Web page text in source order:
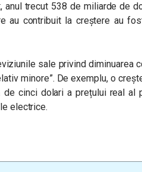
anul trecut 538 de miliarde de
au contribuit la creștere au
sale privind diminuarea
minore”. De exemplu, o
de cinci dolari a prețului real al
electrice.